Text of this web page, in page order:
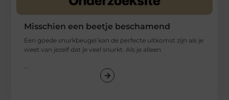
Misschien een beetje beschamend
Een goede snurkbeugel kan de perfecte uitkomst zijn als je
weet van jezelf dat je veel snurkt. Als je alleen
...